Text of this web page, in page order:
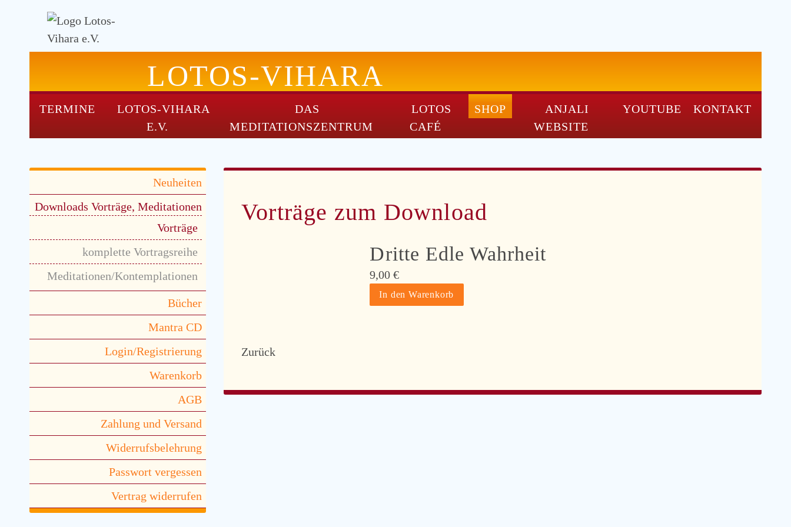
LOTOS-VIHARA
ÜBERSPRINGEN
TERMINE
LOTOS-VIHARA
E.V.
DAS
MEDITATIONSZENTRUM
LOTOS
CAFÉ
SHOP
ANJALI
WEBSITE
YOUTUBE KONTAKT
Vorträge zum Download
Dritte Edle Wahrheit
9,00€
Zurück
überspringen
Neuheiten
Downloads Vorträge, Meditationen
Vorträge
komplette Vortragsreihe
Meditationen/Kontemplationen
Bücher
Mantra CD
Login/Registrierung
Warenkorb
AGB
Zahlung und Versand
Widerrufsbelehrung
Passwort vergessen
Vertrag widerrufen